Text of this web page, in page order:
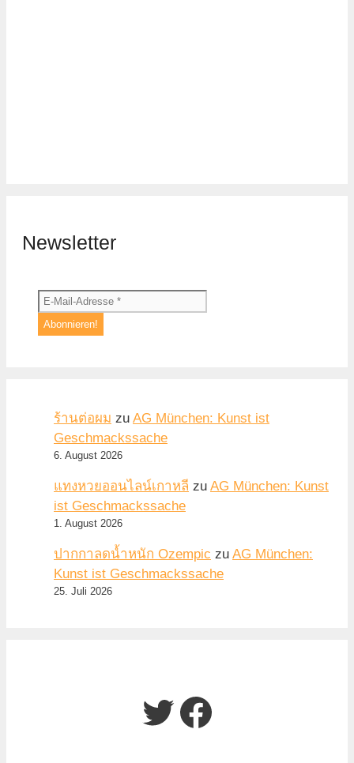
Newsletter
ร้านต่อผม zu AG München: Kunst ist
Geschmackssache
6. August 2026
แทงหวยออนไลน์เกาหลี zu AG München: Kunst
ist Geschmackssache
1. August 2026
ปากกาลดน้ำหนัก Ozempic zu AG München:
Kunst ist Geschmackssache
25. Juli 2026
Twitter
Facebook